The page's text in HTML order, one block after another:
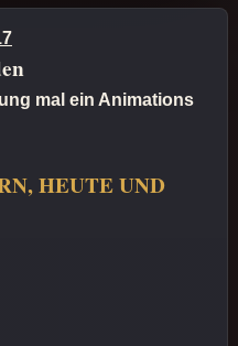
mal ein Animations
HEUTE UND